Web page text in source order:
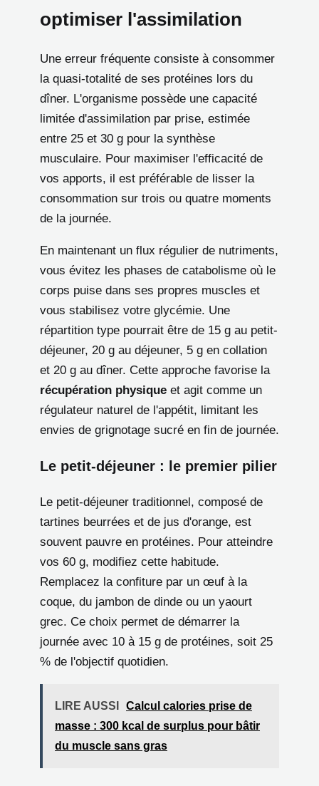
optimiser l'assimilation
Une erreur fréquente consiste à consommer
la quasi-totalité de ses protéines lors du
dîner. L'organisme possède une capacité
limitée d'assimilation par prise, estimée
entre 25 et 30 g pour la synthèse
musculaire. Pour maximiser l'efficacité de
vos apports, il est préférable de lisser la
consommation sur trois ou quatre moments
de la journée.
En maintenant un flux régulier de nutriments,
vous évitez les phases de catabolisme où le
corps puise dans ses propres muscles et
vous stabilisez votre glycémie. Une
répartition type pourrait être de 15 g au petit-
déjeuner, 20 g au déjeuner, 5 g en collation
et 20 g au dîner. Cette approche favorise la
récupération physique et agit comme un
régulateur naturel de l'appétit, limitant les
envies de grignotage sucré en fin de journée.
Le petit-déjeuner : le premier pilier
Le petit-déjeuner traditionnel, composé de
tartines beurrées et de jus d'orange, est
souvent pauvre en protéines. Pour atteindre
vos 60 g, modifiez cette habitude.
Remplacez la confiture par un œuf à la
coque, du jambon de dinde ou un yaourt
grec. Ce choix permet de démarrer la
journée avec 10 à 15 g de protéines, soit 25
% de l'objectif quotidien.
LIRE AUSSI
Calcul calories prise de
masse : 300 kcal de surplus pour bâtir
du muscle sans gras